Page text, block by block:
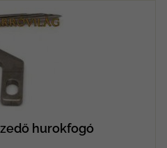
hurokfogó